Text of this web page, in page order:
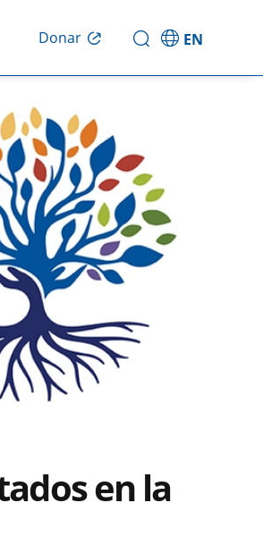
Donar EN
en la